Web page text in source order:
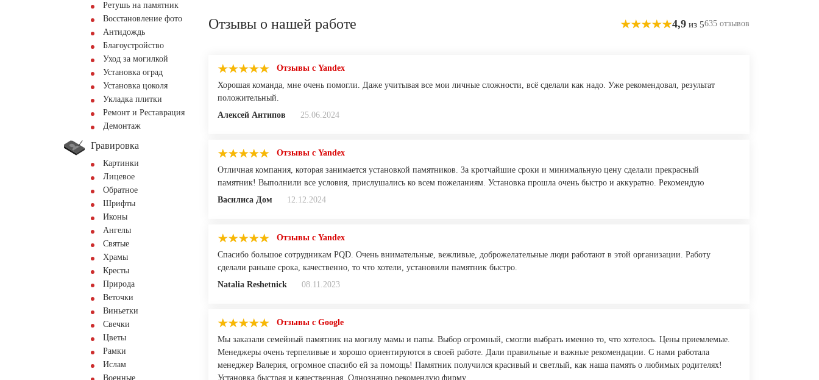
Ретушь на памятник
Восстановление фото
Антидождь
Благоустройство
Уход за могилкой
Установка оград
Установка цоколя
Укладка плитки
Ремонт и Реставрация
Демонтаж
Гравировка
Картинки
Лицевое
Обратное
Шрифты
Иконы
Ангелы
Святые
Храмы
Кресты
Природа
Веточки
Виньетки
Свечки
Цветы
Рамки
Ислам
Военные
Отзывы о нашей работе 4,9 из 5635 отзывов
Отзывы с Yandex
Хорошая команда, мне очень помогли. Даже учитывая все мои личные сложности, всё сделали как надо. Уже рекомендовал, результат
положительный.
Алексей Антипов
25.06.2024
Отзывы с Yandex
Отличная компания, которая занимается установкой памятников. За кротчайшие сроки и минимальную цену сделали прекрасный
памятник! Выполнили все условия, прислушались ко всем пожеланиям. Установка прошла очень быстро и аккуратно. Рекомендую
Василиса Дом
12.12.2024
Отзывы с Yandex
Спасибо большое сотрудникам PQD. Очень внимательные, вежливые, доброжелательные люди работают в этой организации. Работу
сделали раньше срока, качественно, то что хотели, установили памятник быстро.
Natalia Reshetnick
08.11.2023
Отзывы с Google
Мы заказали семейный памятник на могилу мамы и папы. Выбор огромный, смогли выбрать именно то, что хотелось. Цены приемлемые.
Менеджеры очень терпеливые и хорошо ориентируются в своей работе. Дали правильные и важные рекомендации. С нами работала
менеджер Валерия, огромное спасибо ей за помощь! Памятник получился красивый и светлый, как наша память о любимых родителях!
Установка быстрая и качественная. Однозначно рекомендую фирму.